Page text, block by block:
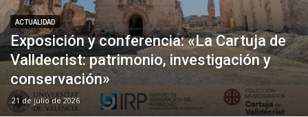
ACTUALIDAD
Exposición y conferencia: «La Cartuja de
Valldecrist: patrimonio, investigación y
conservación»
21 de julio de 2026